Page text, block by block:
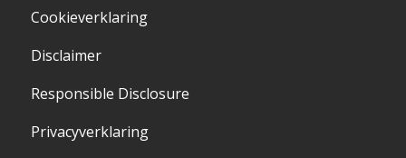
Cookieverklaring
Disclaimer
Responsible Disclosure
Privacyverklaring